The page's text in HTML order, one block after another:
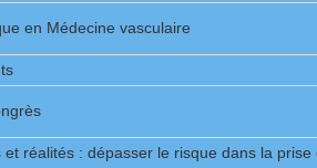
en Médecine vasculaire
et réalités : dépasser le risque dans la